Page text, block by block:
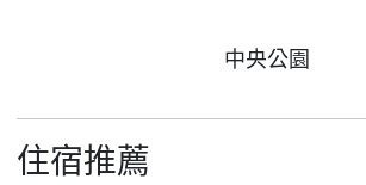
中央公園
住宿推薦